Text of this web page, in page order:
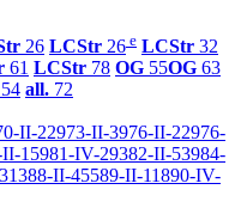
26 LCStr 26 e LCStr 32
61 LCStr 78 OG 55OG 63
54 all. 72
II-22973-II-3976-II-22976-
15981-IV-29382-II-53984-
88-II-45589-II-11890-IV-